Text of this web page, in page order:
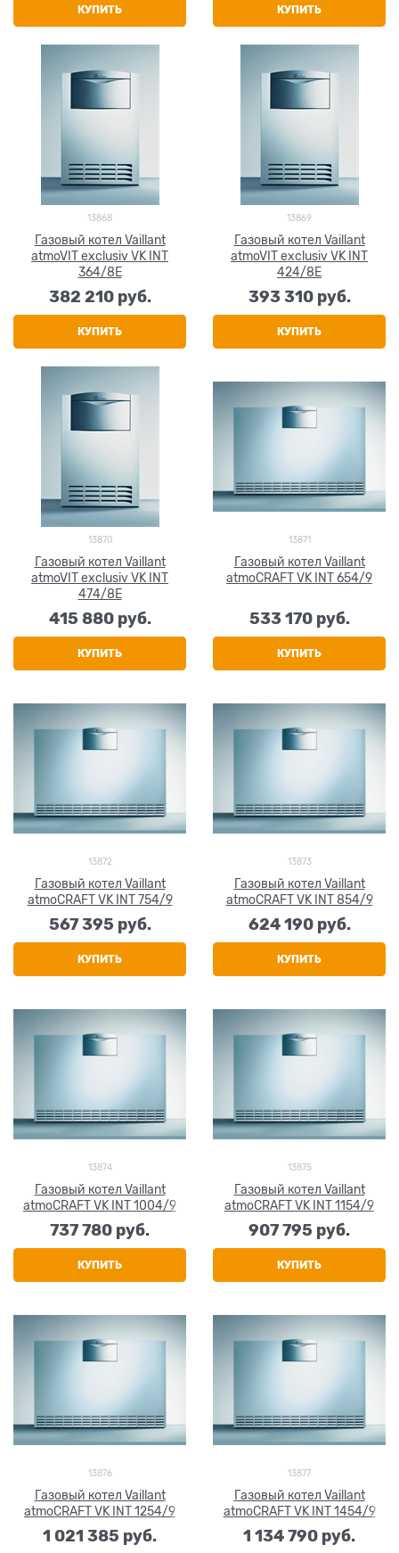
КУПИТЬ КУПИТЬ
13868
Газовый котел Vaillant
atmoVIT exclusiv VK INT
364/8E
382 210 руб.
КУПИТЬ
13869
Газовый котел Vaillant
atmoVIT exclusiv VK INT
424/8E
393 310 руб.
КУПИТЬ
13870
Газовый котел Vaillant
atmoVIT exclusiv VK INT
474/8E
415 880 руб.
КУПИТЬ
13871
Газовый котел Vaillant
atmoCRAFT VK INT 654/9
533 170 руб.
КУПИТЬ
13872
Газовый котел Vaillant
atmoCRAFT VK INT 754/9
567 395 руб.
КУПИТЬ
13873
Газовый котел Vaillant
atmoCRAFT VK INT 854/9
624 190 руб.
КУПИТЬ
13874
Газовый котел Vaillant
atmoCRAFT VK INT 1004/9
737 780 руб.
КУПИТЬ
13875
Газовый котел Vaillant
atmoCRAFT VK INT 1154/9
907 795 руб.
КУПИТЬ
13876
Газовый котел Vaillant
atmoCRAFT VK INT 1254/9
1 021 385 руб.
13877
Газовый котел Vaillant
atmoCRAFT VK INT 1454/9
1 134 790 руб.